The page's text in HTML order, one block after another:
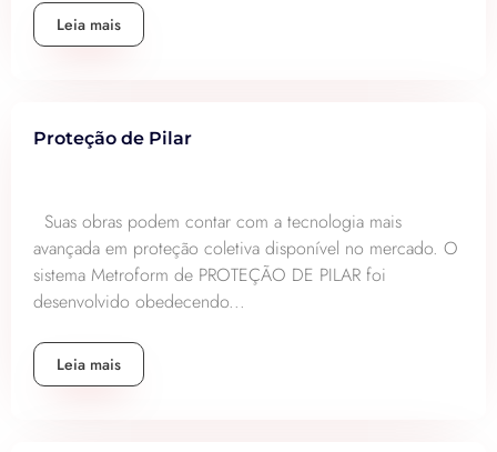
Leia mais
Proteção de Pilar
Suas obras podem contar com a tecnologia mais
avançada em proteção coletiva disponível no mercado. O
sistema Metroform de PROTEÇÃO DE PILAR foi
desenvolvido obedecendo...
Leia mais